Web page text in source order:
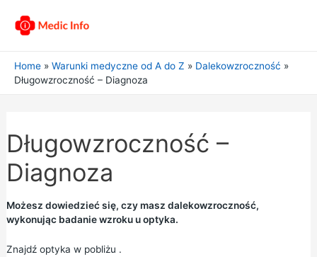
Home Warunki medyczne od A do Z
Dalekowzroczność
Długowzroczność – Diagnoza
Długowzroczność –
Diagnoza
Możesz dowiedzieć się, czy masz dalekowzroczność,
wykonując badanie wzroku u optyka.
Znajdź optyka w pobliżu .